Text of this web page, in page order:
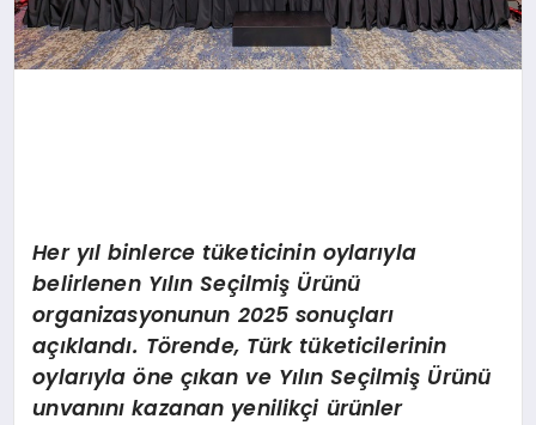
Her yıl binlerce tüketicinin oylarıyla
belirlenen Yılın Seçilmiş Ürünü
organizasyonunun 2025 sonuçları
açıklandı. Törende, Türk tüketicilerinin
oylarıyla öne çıkan ve Yılın Seçilmiş Ürünü
unvanını kazanan yenilikçi ürünler